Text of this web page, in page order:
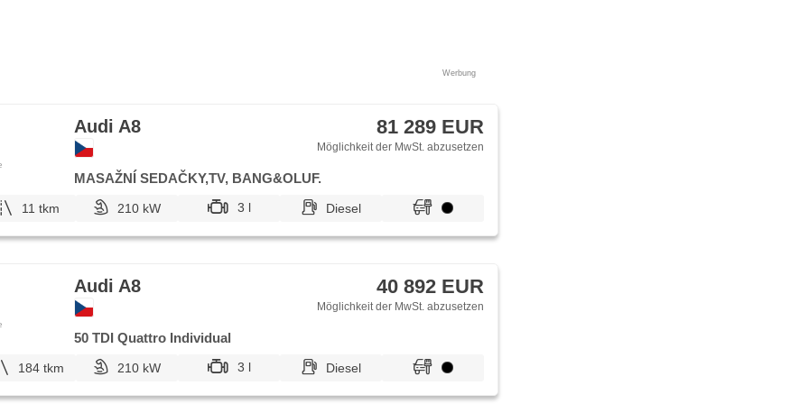
Werbung
Audi A8 81 289 EUR
Möglichkeit der MwSt. abzusetzen
MASAŽNÍ SEDAČKY,TV, BANG&OLUF.
11 tkm 210 kW 3 l Diesel
Audi A8 40 892 EUR
Möglichkeit der MwSt. abzusetzen
50 TDI Quattro Individual
184 tkm 210 kW 3 l Diesel